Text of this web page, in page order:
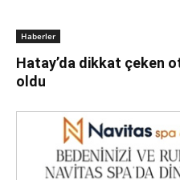
Haberler
Hatay’da dikkat çeken
oldu